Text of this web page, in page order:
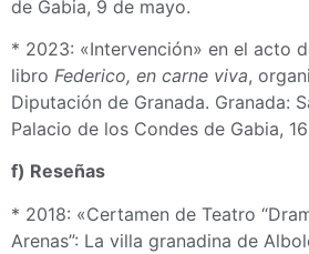
de Gabia, 9 de mayo.
* 2023: «Intervención» en el acto
libro Federico, en carne viva,
Diputación de Granada. Granada:
Palacio de los Condes de Gabia,
f) Reseñas
* 2018: «Certamen de Teatro
Arenas”: La villa granadina de